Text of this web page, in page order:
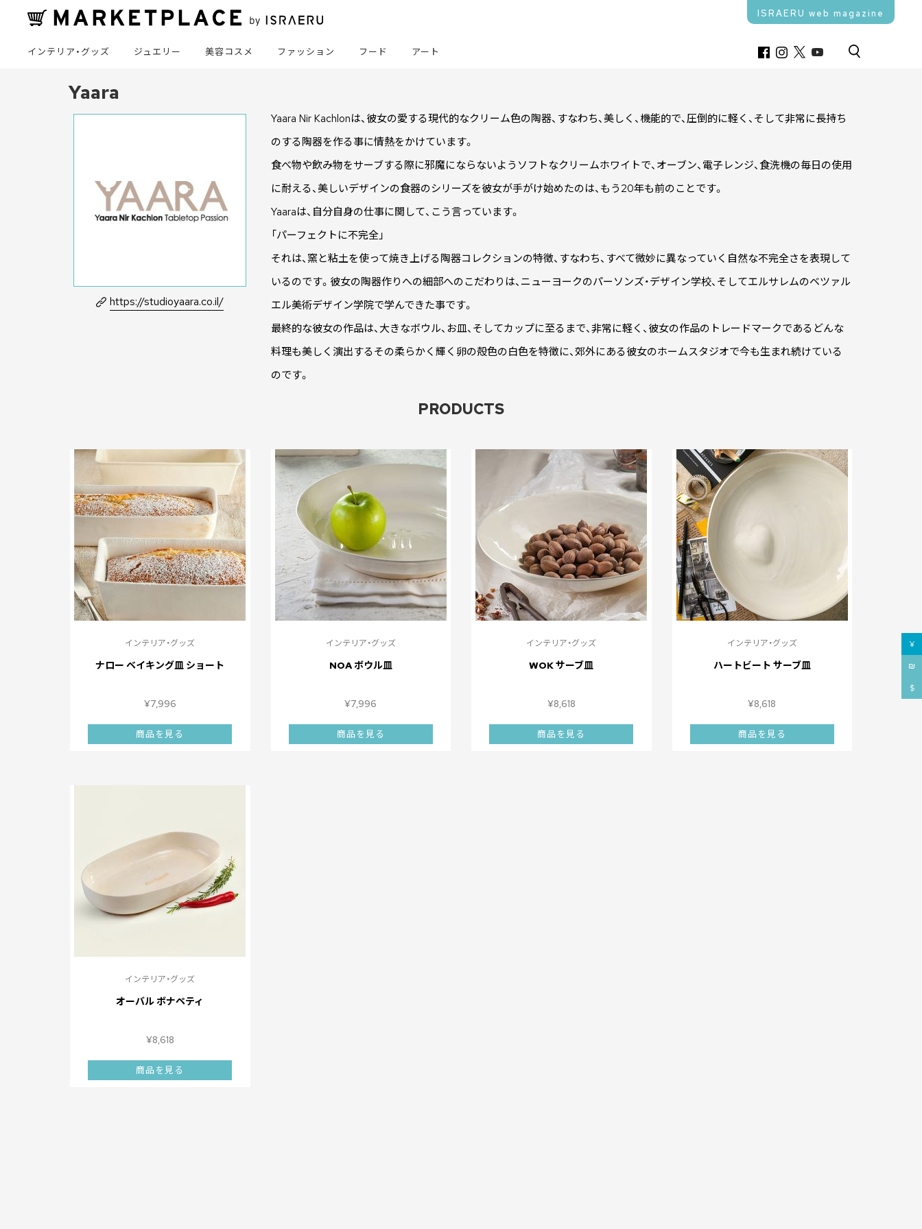
¥
₪
$
ISRAERU web magazine
インテリア・グッズ ジュエリー 美容コスメ ファッション フード アート
Yaara
https://studioyaara.co.il/
Yaara Nir Kachlonは、彼女の愛する現代的なクリーム色の陶器、すなわち、美しく、機能的で、圧倒的に軽く、そして非常に長持ち
のする陶器を作る事に情熱をかけています。
食べ物や飲み物をサーブする際に邪魔にならないようソフトなクリームホワイトで、オーブン、電子レンジ、食洗機の毎日の使用
に耐える、美しいデザインの食器のシリーズを彼女が手がけ始めたのは、もう20年も前のことです。
Yaaraは、自分自身の仕事に関して、こう言っています。
「パーフェクトに不完全」
それは、窯と粘土を使って焼き上げる陶器コレクションの特徴、すなわち、すべて微妙に異なっていく自然な不完全さを表現して
いるのです。彼女の陶器作りへの細部へのこだわりは、ニューヨークのパーソンズ・デザイン学校、そしてエルサレムのベツァル
エル美術デザイン学院で学んできた事です。
最終的な彼女の作品は、大きなボウル、お皿、そしてカップに至るまで、非常に軽く、彼女の作品のトレードマークであるどんな
料理も美しく演出するその柔らかく輝く卵の殻色の白色を特徴に、郊外にある彼女のホームスタジオで今も生まれ続けている
のです。
PRODUCTS
インテリア・グッズ
ナロー ベイキング皿 ショート
¥7,996
商品を見る
インテリア・グッズ
NOA ボウル皿
¥7,996
商品を見る
インテリア・グッズ
WOK サーブ皿
¥8,618
商品を見る
インテリア・グッズ
ハートビート サーブ皿
¥8,618
商品を見る
インテリア・グッズ
オーバル ボナペティ
¥8,618
商品を見る